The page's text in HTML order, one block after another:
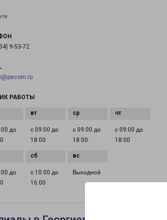
9-53-72
РАБОТЫ
до
с 09:00 до
18:00
с 09:00 до
18:00
с 09:00 до
18:00
до
с 10:00 до
16:00
Выходной